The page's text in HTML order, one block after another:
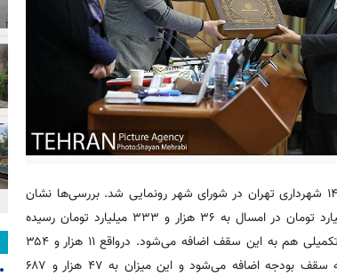
به گزارش خبرنگار شهر، صبح امروز- یکشنبه ۵ بهمن- از لایحه سه سطحی بودجه ۱۴۰۰ شهرداری تهران در شورای شهر رونمایی شد. بررسی‌ها نشان
می‌دهد؛ بودجه سال ۱۴۰۰ شهرداری تهران با رشدی ۱۹ درصدی از حدود ۳۰ هزار میلیارد تومان در امسال به ۳۶ هزار و ۳۳۳ میلیارد تومان رسیده
است اما؛ تفاوت بودجه امسال این است که رقم تبصره ها و همینطور اعتبار بودجه تکمیلی هم به این سقف اضافه می‌شود. درواقع ۱۱ هزار و ۳۵۴
میلیارد تومان بار مالی تبصره‌ها که برای نخستین بار در بودجه لحاظ شده است، به سقف بودجه اضافه می‌شود و این میزان به ۴۷ هزار و ۶۸۷